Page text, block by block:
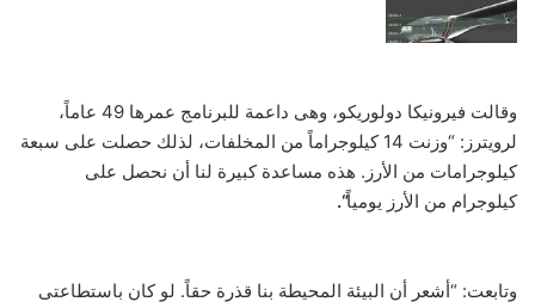
وقالت فيرونيكا دولوريكو، وهى داعمة للبرنامج عمرها 49 عاماً،
لرويترز: “وزنت 14 كيلوجراماً من المخلفات، لذلك حصلت على سبعة
كيلوجرامات من الأرز. هذه مساعدة كبيرة لنا أن نحصل على
كيلوجرام من الأرز يومياً“.
وتابعت: “أشعر أن البيئة المحيطة بنا قذرة حقاً. لو كان باستطاعتى